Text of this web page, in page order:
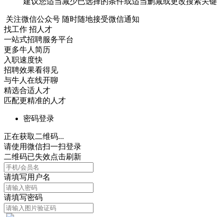
关注微信公众号 随时随地接受微信通知
找工作 招人才
一站式招聘服务平台
更多牛人简历
入职速度快
招聘效果看得见
与牛人在线开聊
精选合适人才
匹配更精准的人才
密码登录
正在获取二维码...
请使用微信扫一扫登录
二维码已失效点击刷新
请填写用户名
请填写密码